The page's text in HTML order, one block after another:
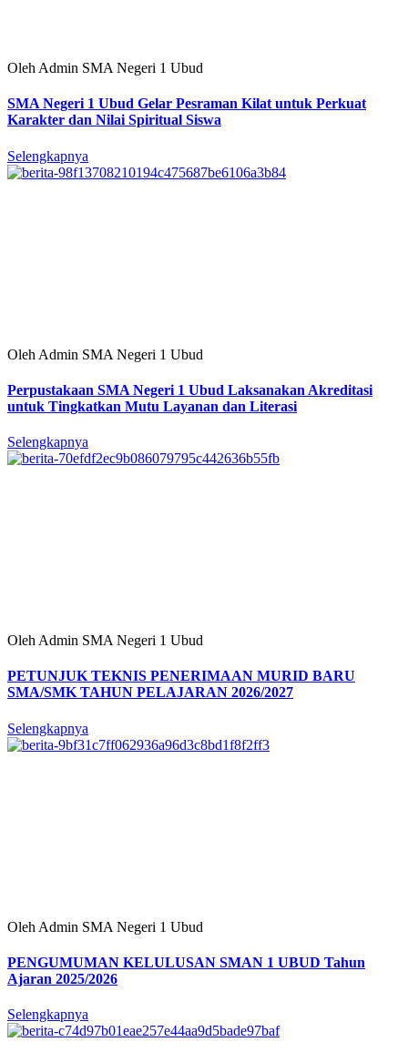
Oleh Admin SMA Negeri 1 Ubud
SMA Negeri 1 Ubud Gelar Pesraman Kilat untuk Perkuat
Karakter dan Nilai Spiritual Siswa
Selengkapnya
Oleh Admin SMA Negeri 1 Ubud
Perpustakaan SMA Negeri 1 Ubud Laksanakan Akreditasi
untuk Tingkatkan Mutu Layanan dan Literasi
Selengkapnya
Oleh Admin SMA Negeri 1 Ubud
PETUNJUK TEKNIS PENERIMAAN MURID BARU
SMA/SMK TAHUN PELAJARAN 2026/2027
Selengkapnya
Oleh Admin SMA Negeri 1 Ubud
PENGUMUMAN KELULUSAN SMAN 1 UBUD Tahun
Ajaran 2025/2026
Selengkapnya